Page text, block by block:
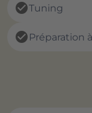
check_circleTuning
check_circle Préparation